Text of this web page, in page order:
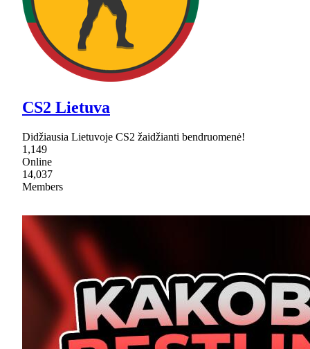
CS2 Lietuva
Didžiausia Lietuvoje CS2 žaidžianti bendruomenė!
1,149
Online
14,037
Members